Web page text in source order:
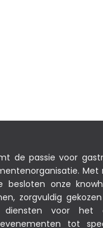
de passie voor
Met
besloten onze
zorgvuldig
diensten voor het
tot